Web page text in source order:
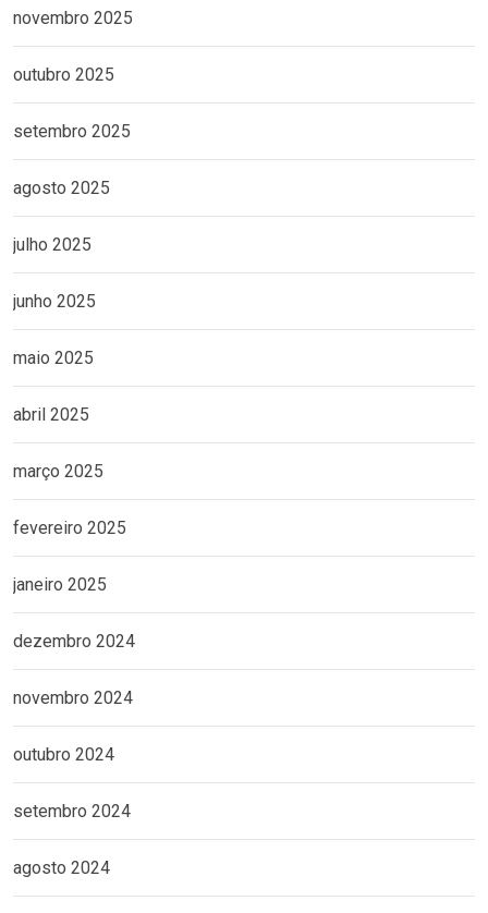
novembro 2025
outubro 2025
setembro 2025
agosto 2025
julho 2025
junho 2025
maio 2025
abril 2025
março 2025
fevereiro 2025
janeiro 2025
dezembro 2024
novembro 2024
outubro 2024
setembro 2024
agosto 2024